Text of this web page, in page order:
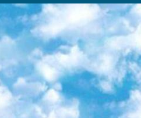
написано Математическое письмо Письменная/устная история Узбекистана Физическое воспитание практично Итоговый контроль Для 11 класса Написание родного языка и литературы (эссе) Математическое письмо Узбекский язык (обучение на узбекском языке) не посещающее общее среднее образование для учреждений)/Образовательное учреждение выбор письменный и устный Иностранный язык письменный/устный Письменная/устная история Узбекистана *По выбору студента:  Химия  Физика  Основы государственного права  География 10 бесплатных образовательных ресурсов - Мы составили подборку онлайн-проектов с интерактивными упражнениями, видеолекциями и статьями. Они помогут вам обрести новые и освежить старые знания бесплатно. 1. «ИНТУИТ» Старейшая образовательная площадка Рунета. Здесь вы найдёте сотни текстовых и видеокурсов на десятки различных тем — от программирования до психологии. Многие курсы подготовлены российскими университетами и крупными международными компаниями вроде Intel и Microsoft. Самостоятельное обучение бесплатное, но желающие могут оплатить услуги персональных наставников. 2. «Смартия» знакомит с актуальными профессиями и подсказывает, как им обучаться. Выбрав заинтересовавшую вас специальность — SMM-специалист, фотограф, веб-дизайнер или другую, — увидите список необходимых для неё умений. Чтобы вы могли освоить их самостоятельно, для каждого умения площадка отображает подборку ссылок на учебные материалы. Хотя «Смартия» ориентируется на русскоязычную аудиторию, часть контента всё же доступна только на английском. 3. «Лекторий Физтеха» Проект Московского физико-технического института (Физтеха). С его помощью вы можете смотреть онлайн серии лекций, записанные на видео в этом вузе. В числе доступных предметов — физика, биология, химия, информационные технологии и другие. К некоторым лекциям администрация ресурса прилагает готовые конспекты, которые можно скачивать в PDF-формате. 4. ITMOcourses Онлайн-площадка Санкт-Петербургского национального исследовательского университета информационных технологий, механики и оптики (ИТМО). Ресурс предоставляет свободный доступ к курсам, разработанным в этом вузе. Каталог материалов разбит на четыре категории: «Оптические системы и технологии», «Приборостроение и робототехника», «Информационные технологии» и «Биотехнологии». Курсы состоят из